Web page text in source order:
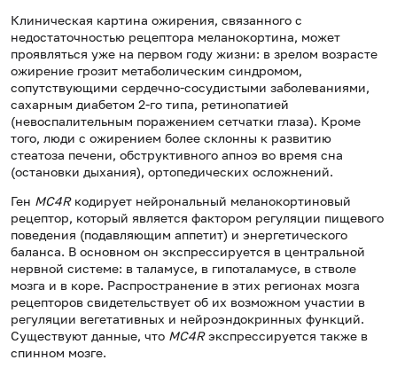
Клиническая картина ожирения, связанного с
недостаточностью рецептора меланокортина, может
проявляться уже на первом году жизни: в зрелом возрасте
ожирение грозит метаболическим синдромом,
сопутствующими сердечно-сосудистыми заболеваниями,
сахарным диабетом 2-го типа, ретинопатией
(невоспалительным поражением сетчатки глаза). Кроме
того, люди с ожирением более склонны к развитию
стеатоза печени, обструктивного апноэ во время сна
(остановки дыхания), ортопедических осложнений.
Ген MC4Rкодирует нейрональный меланокортиновый
рецептор, который является фактором регуляции пищевого
поведения (подавляющим аппетит) и энергетического
баланса. В основном он экспрессируется в центральной
нервной системе: в таламусе, в гипоталамусе, в стволе
мозга и в коре. Распространение в этих регионах мозга
рецепторов свидетельствует об их возможном участии в
регуляции вегетативных и нейроэндокринных функций.
Существуют данные, что MC4Rэкспрессируется также в
спинном мозге.